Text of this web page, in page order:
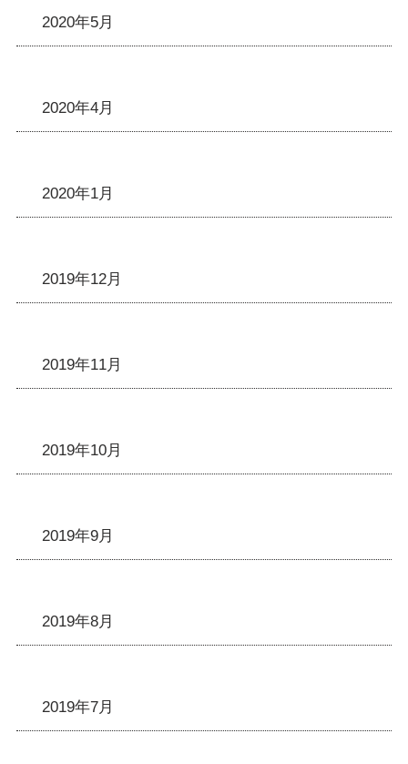
2020年5月
2020年4月
2020年1月
2019年12月
2019年11月
2019年10月
2019年9月
2019年8月
2019年7月